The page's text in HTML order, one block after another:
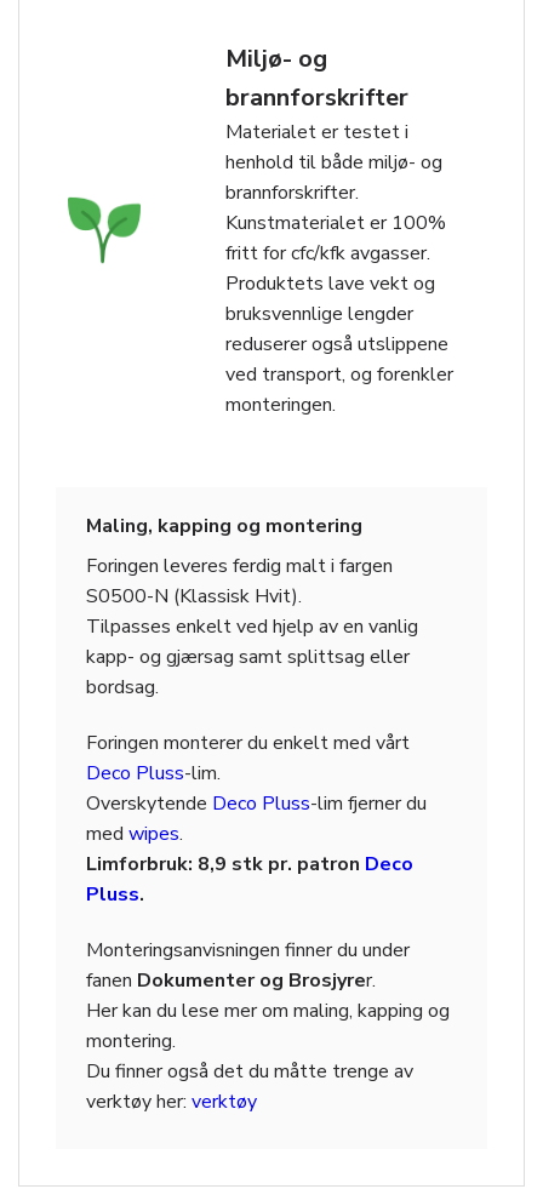
Miljø- og
brannforskrifter
Materialet er testet i
henhold til både miljø- og
brannforskrifter.
Kunstmaterialet er 100%
fritt for cfc/kfk avgasser.
Produktets lave vekt og
bruksvennlige lengder
reduserer også utslippene
ved transport, og forenkler
monteringen.
Maling, kapping og montering
Foringen leveres ferdig malt i fargen
S0500-N (Klassisk Hvit).
Tilpasses enkelt ved hjelp av en vanlig
kapp- og gjærsag samt splittsag eller
bordsag.
Foringen monterer du enkelt med vårt
Deco Pluss-lim.
Overskytende Deco Pluss-lim fjerner du
med wipes.
Limforbruk: 8,9 stk pr. patron Deco
Pluss.
Monteringsanvisningen finner du under
fanen Dokumenter og Brosjyrer.
Her kan du lese mer om maling, kapping og
montering.
Du finner også det du måtte trenge av
verktøy her: verktøy